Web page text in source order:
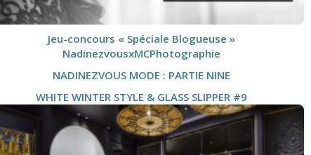
Jeu-concours « Spéciale Blogueuse »
NadinezvousxMCPhotographie
NADINEZVOUS MODE : PARTIE NINE
WHITE WINTER STYLE & GLASS SLIPPER #9